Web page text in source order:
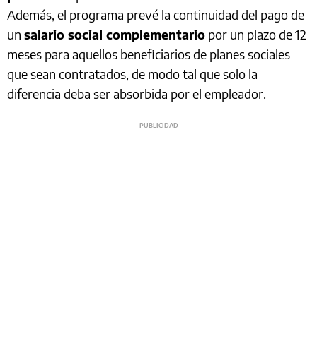
Además, el programa prevé la continuidad del pago de
un salario social complementario por un plazo de 12
meses para aquellos beneficiarios de planes sociales
que sean contratados, de modo tal que solo la
diferencia deba ser absorbida por el empleador.